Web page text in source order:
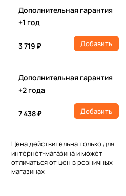
Дополнительная гарантия
+1 год
3 719 ₽ Добавить
Дополнительная гарантия
+2 года
7 438 ₽ Добавить
Цена действительна только для
интернет-магазина и может
отличаться от цен в розничных
магазинах